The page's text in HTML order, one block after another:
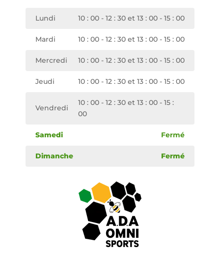
Lundi 10 : 00 - 12 : 30 et 13 : 00 - 15 : 00
Mardi 10 : 00 - 12 : 30 et 13 : 00 - 15 : 00
Mercredi 10 : 00 - 12 : 30 et 13 : 00 - 15 : 00
Jeudi 10 : 00 - 12 : 30 et 13 : 00 - 15 : 00
Vendredi
10 : 00 - 12 : 30 et 13 : 00 - 15 :
00
Samedi Fermé
Dimanche Fermé